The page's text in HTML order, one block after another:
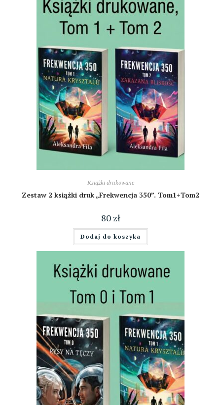
Książki drukowane
Zestaw 2 książki druk „Frekwencja 350”. Tom1+Tom2
80 zł
Dodaj do koszyka